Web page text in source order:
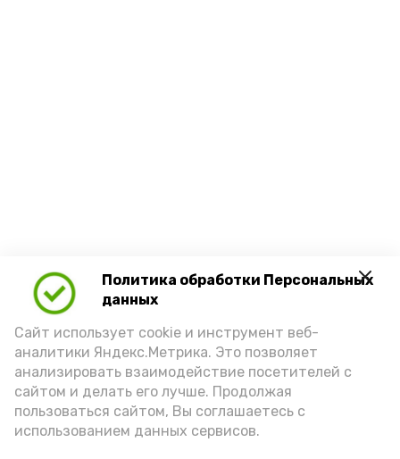
Политика обработки Персональных
данных
Сайт использует cookie и инструмент веб-
аналитики Яндекс.Метрика. Это позволяет
анализировать взаимодействие посетителей с
сайтом и делать его лучше. Продолжая
пользоваться сайтом, Вы соглашаетесь с
использованием данных сервисов.
Новости
Общество
Политика
Происшествия
Город